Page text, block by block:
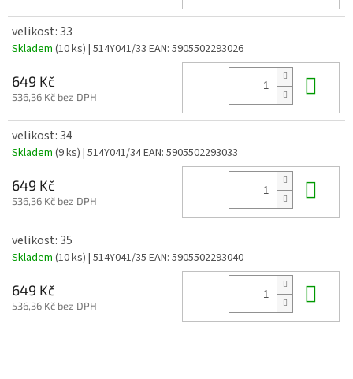
velikost: 33
Skladem (10 ks) | 514Y041/33 EAN: 5905502293026
649 Kč
536,36 Kč bez DPH
velikost: 34
Skladem (9 ks) | 514Y041/34EAN: 5905502293033
649 Kč
536,36 Kč bez DPH
velikost: 35
Skladem (10 ks) | 514Y041/35 EAN: 5905502293040
649 Kč
536,36 Kč bez DPH